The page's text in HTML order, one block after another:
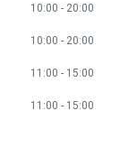
10:00 20:00
10:00 20:00
11:00 15:00
11:00 15:00